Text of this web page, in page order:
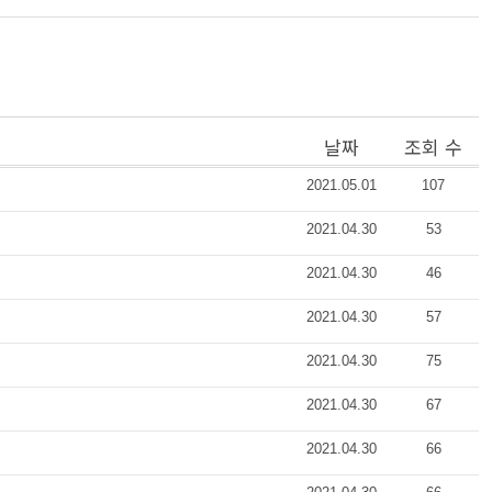
날짜 조회 수
2021.05.01 107
2021.04.30 53
2021.04.30 46
2021.04.30 57
2021.04.30 75
2021.04.30 67
2021.04.30 66